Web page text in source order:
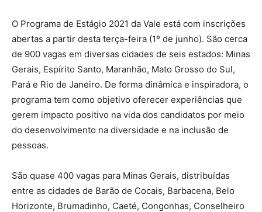
O Programa de Estágio 2021 da Vale está com inscrições
abertas a partir desta terça-feira (1º de junho). São cerca
de 900 vagas em diversas cidades de seis estados: Minas
Gerais, Espírito Santo, Maranhão, Mato Grosso do Sul,
Pará e Rio de Janeiro. De forma dinâmica e inspiradora, o
programa tem como objetivo oferecer experiências que
gerem impacto positivo na vida dos candidatos por meio
do desenvolvimento na diversidade e na inclusão de
pessoas.
São quase 400 vagas para Minas Gerais, distribuídas
entre as cidades de Barão de Cocais, Barbacena, Belo
Horizonte, Brumadinho, Caeté, Congonhas, Conselheiro